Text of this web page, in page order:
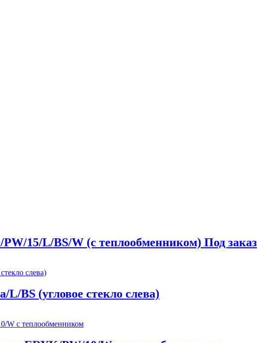
15/L/BS/W (с теплообменником) Под заказ
BS (угловое стекло слева)